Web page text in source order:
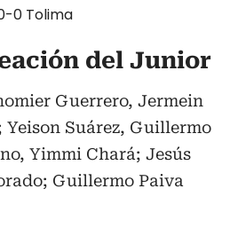
0 Tolima
del Junior
Guerrero, Jermein
Yeison Suárez, Guillermo
Yimmi Chará; Jesús
Guillermo Paiva